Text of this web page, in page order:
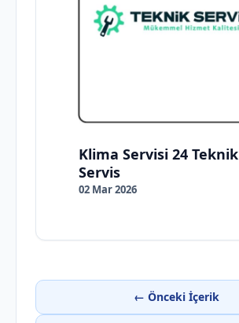
Klima Servisi 24 Teknik
Servis
02 Mar 2026
← Önceki İçerik